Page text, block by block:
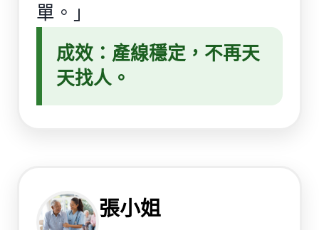
單。」
成效：產線穩定，不再天
天找人。
張小姐